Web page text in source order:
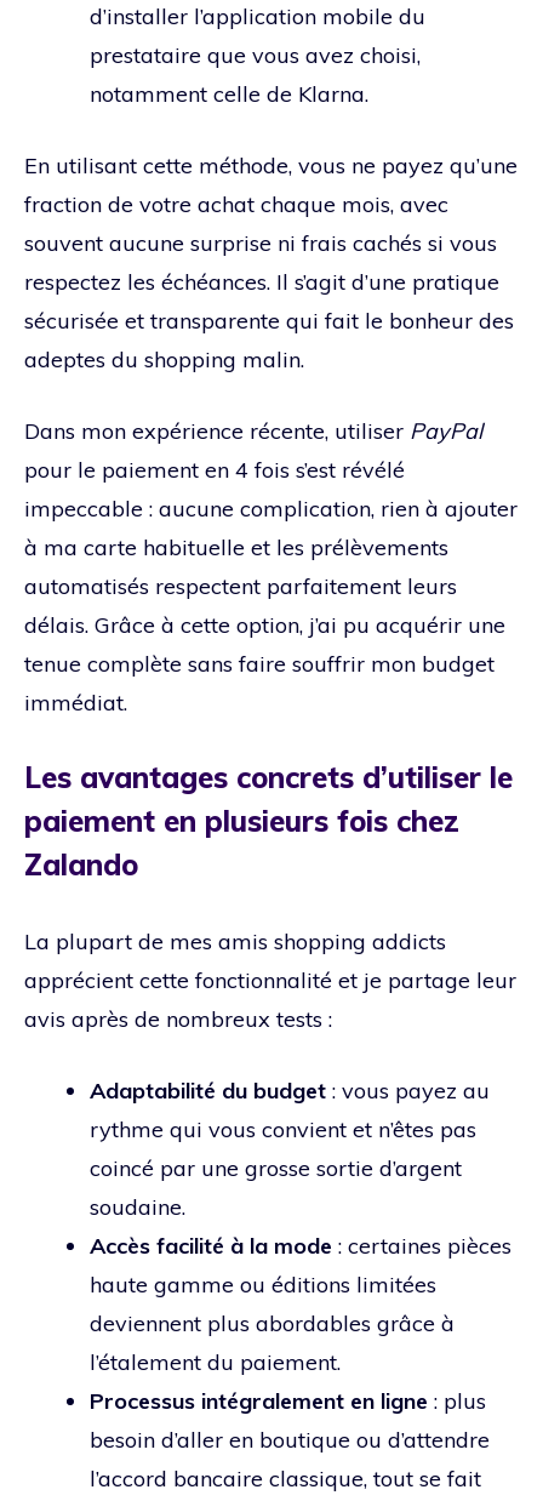
d’installer l’application mobile du
prestataire que vous avez choisi,
notamment celle de Klarna.
En utilisant cette méthode, vous ne payez qu’une
fraction de votre achat chaque mois, avec
souvent aucune surprise ni frais cachés si vous
respectez les échéances. Il s’agit d’une pratique
sécurisée et transparente qui fait le bonheur des
adeptes du shopping malin.
Dans mon expérience récente, utiliser PayPal
pour le paiement en 4 fois s’est révélé
impeccable : aucune complication, rien à ajouter
à ma carte habituelle et les prélèvements
automatisés respectent parfaitement leurs
délais. Grâce à cette option, j’ai pu acquérir une
tenue complète sans faire souffrir mon budget
immédiat.
Les avantages concrets d’utiliser le
paiement en plusieurs fois chez
Zalando
La plupart de mes amis shopping addicts
apprécient cette fonctionnalité et je partage leur
avis après de nombreux tests :
Adaptabilité du budget : vous payez au
rythme qui vous convient et n’êtes pas
coincé par une grosse sortie d’argent
soudaine.
Accès facilité à la mode : certaines pièces
haute gamme ou éditions limitées
deviennent plus abordables grâce à
l’étalement du paiement.
Processus intégralement en ligne : plus
besoin d’aller en boutique ou d’attendre
l’accord bancaire classique, tout se fait